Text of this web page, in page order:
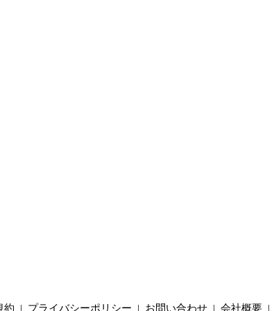
約 | プライバシーポリシー | お問い合わせ | 会社概要 |